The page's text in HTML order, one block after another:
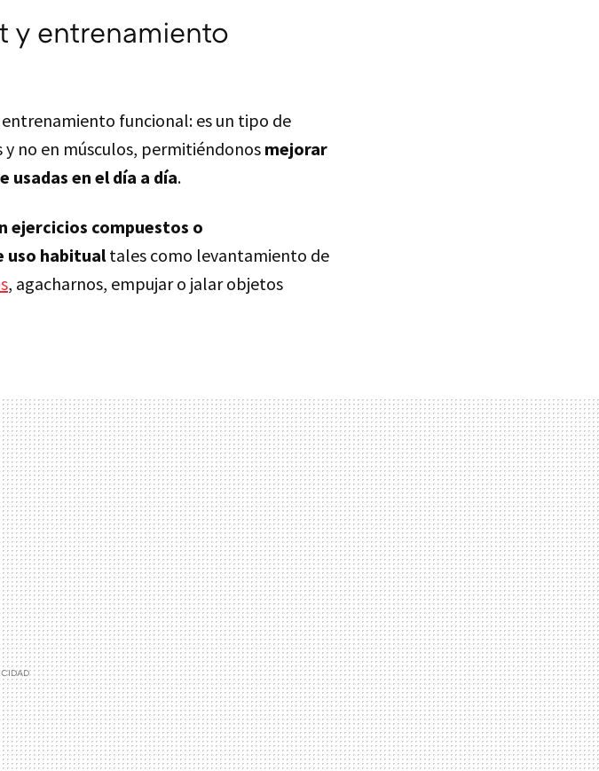
y entrenamiento
funcional: es un tipo de
no en músculos, permitiéndonos mejorar
en el día a día.
ejercicios compuestos o
uso habitual tales como levantamiento de
, agacharnos, empujar o jalar objetos